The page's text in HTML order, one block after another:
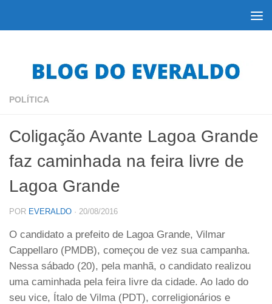
POLÍTICA
Coligação Avante Lagoa Grande
faz caminhada na feira livre de
Lagoa Grande
POR EVERALDO · 20/08/2016
O candidato a prefeito de Lagoa Grande, Vilmar
Cappellaro (PMDB), começou de vez sua campanha.
Nessa sábado (20), pela manhã, o candidato realizou
uma caminhada pela feira livre da cidade. Ao lado do
seu vice, Ítalo de Vilma (PDT), correligionários e